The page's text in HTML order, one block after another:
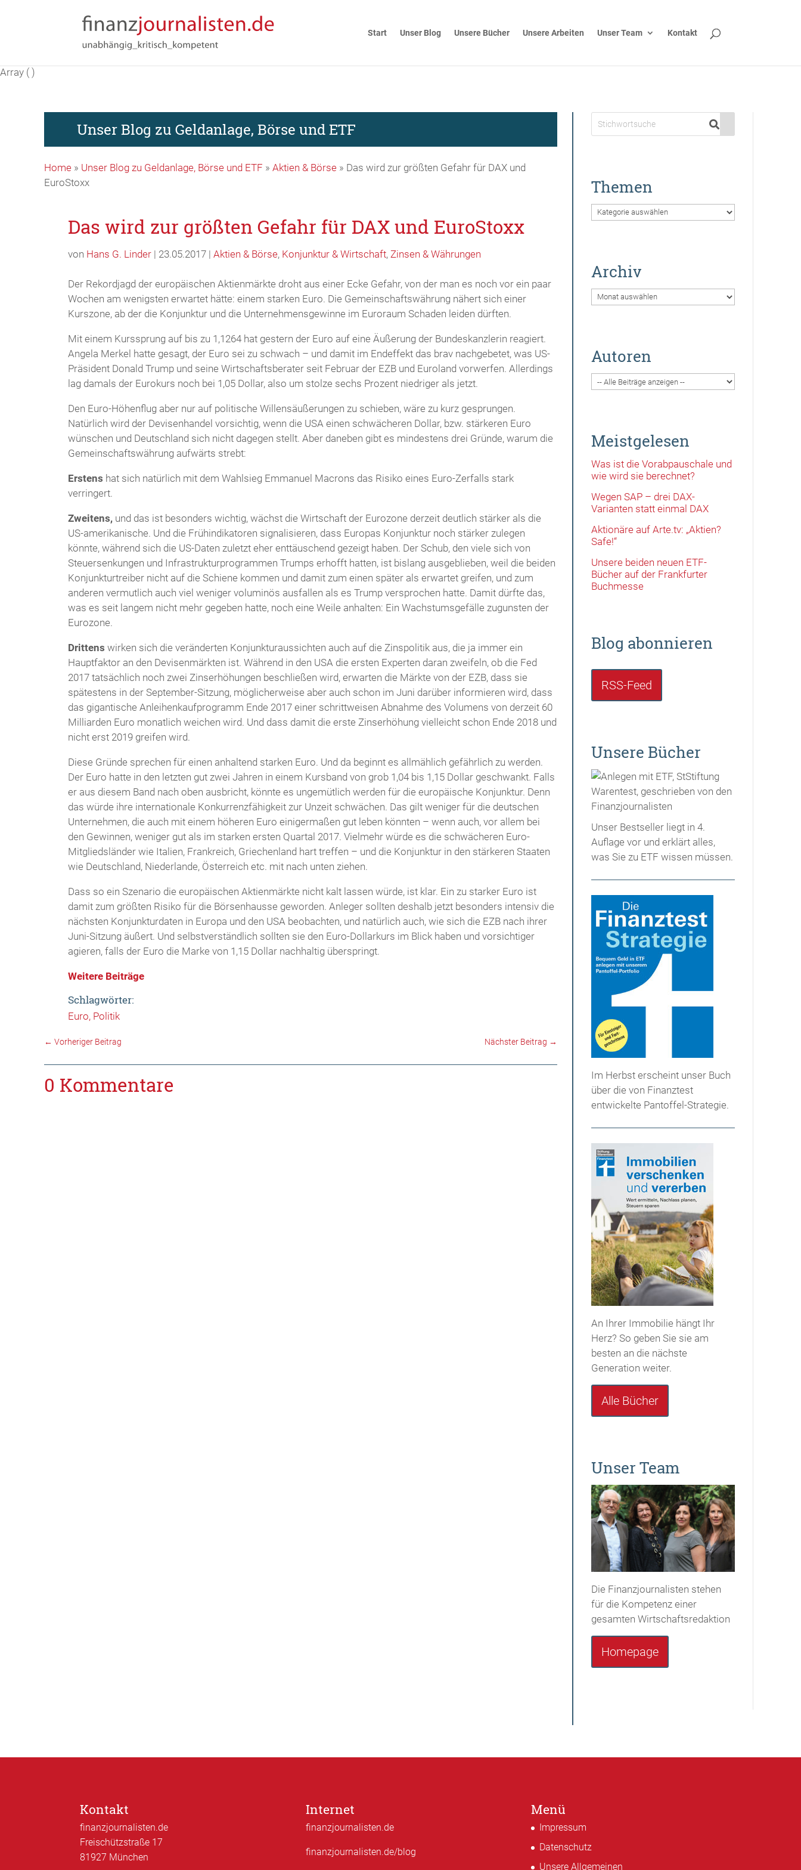
Start Unser Blog Unsere Bücher Unsere Arbeiten Unser Team Kontakt
Array ( )
Unser Blog zu Geldanlage, Börse und ETF
Home» Unser Blog zu Geldanlage, Börse und ETF » Aktien & Börse» Das wird zur größten Gefahr für DAX und
EuroStoxx
Das wird zur größten Gefahr für DAX und EuroStoxx
von Hans G. Linder| 23.05.2017 | Aktien & Börse, Konjunktur & Wirtschaft, Zinsen & Währungen
Der Rekordjagd der europäischen Aktienmärkte droht aus einer Ecke Gefahr, von der man es noch vor ein paar
Wochen am wenigsten erwartet hätte: einem starken Euro. Die Gemeinschaftswährung nähert sich einer
Kurszone, ab der die Konjunktur und die Unternehmensgewinne im Euroraum Schaden leiden dürften.
Mit einem Kurssprung auf bis zu 1,1264 hat gestern der Euro auf eine Äußerung der Bundeskanzlerin reagiert.
Angela Merkel hatte gesagt, der Euro sei zu schwach – und damit im Endeffekt das brav nachgebetet, was US-
Präsident Donald Trump und seine Wirtschaftsberater seit Februar der EZB und Euroland vorwerfen. Allerdings
lag damals der Eurokurs noch bei 1,05 Dollar, also um stolze sechs Prozent niedriger als jetzt.
Den Euro-Höhenflug aber nur auf politische Willensäußerungen zu schieben, wäre zu kurz gesprungen.
Natürlich wird der Devisenhandel vorsichtig, wenn die USA einen schwächeren Dollar, bzw. stärkeren Euro
wünschen und Deutschland sich nicht dagegen stellt. Aber daneben gibt es mindestens drei Gründe, warum die
Gemeinschaftswährung aufwärts strebt:
Erstens hat sich natürlich mit dem Wahlsieg Emmanuel Macrons das Risiko eines Euro-Zerfalls stark
verringert.
Zweitens,und das ist besonders wichtig, wächst die Wirtschaft der Eurozone derzeit deutlich stärker als die
US-amerikanische. Und die Frühindikatoren signalisieren, dass Europas Konjunktur noch stärker zulegen
könnte, während sich die US-Daten zuletzt eher enttäuschend gezeigt haben. Der Schub, den viele sich von
Steuersenkungen und Infrastrukturprogrammen Trumps erhofft hatten, ist bislang ausgeblieben, weil die beiden
Konjunkturtreiber nicht auf die Schiene kommen und damit zum einen später als erwartet greifen, und zum
anderen vermutlich auch viel weniger voluminös ausfallen als es Trump versprochen hatte. Damit dürfte das,
was es seit langem nicht mehr gegeben hatte, noch eine Weile anhalten: Ein Wachstumsgefälle zugunsten der
Eurozone.
Drittens wirken sich die veränderten Konjunkturaussichten auch auf die Zinspolitik aus, die ja immer ein
Hauptfaktor an den Devisenmärkten ist. Während in den USA die ersten Experten daran zweifeln, ob die Fed
2017 tatsächlich noch zwei Zinserhöhungen beschließen wird, erwarten die Märkte von der EZB, dass sie
spätestens in der September-Sitzung, möglicherweise aber auch schon im Juni darüber informieren wird, dass
das gigantische Anleihenkaufprogramm Ende 2017 einer schrittweisen Abnahme des Volumens von derzeit 60
Milliarden Euro monatlich weichen wird. Und dass damit die erste Zinserhöhung vielleicht schon Ende 2018 und
nicht erst 2019 greifen wird.
Diese Gründe sprechen für einen anhaltend starken Euro. Und da beginnt es allmählich gefährlich zu werden.
Der Euro hatte in den letzten gut zwei Jahren in einem Kursband von grob 1,04 bis 1,15 Dollar geschwankt. Falls
er aus diesem Band nach oben ausbricht, könnte es ungemütlich werden für die europäische Konjunktur. Denn
das würde ihre internationale Konkurrenzfähigkeit zur Unzeit schwächen. Das gilt weniger für die deutschen
Unternehmen, die auch mit einem höheren Euro einigermaßen gut leben könnten – wenn auch, vor allem bei
den Gewinnen, weniger gut als im starken ersten Quartal 2017. Vielmehr würde es die schwächeren Euro-
Mitgliedsländer wie Italien, Frankreich, Griechenland hart treffen – und die Konjunktur in den stärkeren Staaten
wie Deutschland, Niederlande, Österreich etc. mit nach unten ziehen.
Dass so ein Szenario die europäischen Aktienmärkte nicht kalt lassen würde, ist klar. Ein zu starker Euro ist
damit zum größten Risiko für die Börsenhausse geworden. Anleger sollten deshalb jetzt besonders intensiv die
nächsten Konjunkturdaten in Europa und den USA beobachten, und natürlich auch, wie sich die EZB nach ihrer
Juni-Sitzung äußert. Und selbstverständlich sollten sie den Euro-Dollarkurs im Blick haben und vorsichtiger
agieren, falls der Euro die Marke von 1,15 Dollar nachhaltig überspringt.
Weitere Beiträge
Schlagwörter:
Euro Politik
← Vorheriger Beitrag Nächster Beitrag →
0 Kommentare
Themen
Themen
Archiv
Archiv
Autoren
Meistgelesen
Was ist die Vorabpauschale und
wie wird sie berechnet?
Wegen SAP – drei DAX-
Varianten statt einmal DAX
Aktionäre auf Arte.tv: „Aktien?
Safe!“
Unsere beiden neuen ETF-
Bücher auf der Frankfurter
Buchmesse
Blog abonnieren
RSS-Feed
Unsere Bücher
Unser Bestseller liegt in 4.
Auflage vor und erklärt alles,
was Sie zu ETF wissen müssen.
Im Herbst erscheint unser Buch
über die von Finanztest
entwickelte Pantoffel-Strategie.
An Ihrer Immobilie hängt Ihr
Herz? So geben Sie sie am
besten an die nächste
Generation weiter.
Alle Bücher
Unser Team
Die Finanzjournalisten stehen
für die Kompetenz einer
gesamten Wirtschaftsredaktion
Homepage
Kontakt
finanzjournalisten.de
Freischützstraße 17
81927 München
Internet
finanzjournalisten.de
finanzjournalisten.de/blog
Menü
Impressum
Datenschutz
Unsere Allgemeinen